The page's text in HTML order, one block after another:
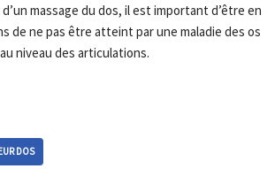
massage du dos, il est important d’être en
de ne pas être atteint par une maladie des os
niveau des articulations.
DOS